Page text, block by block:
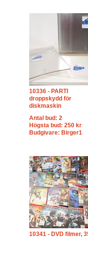
10336 - PARTI
droppskydd för
diskmaskin
Antal bud: 2
Högsta bud: 250 kr
Budgivare: Birger1
10341 - DVD filmer,